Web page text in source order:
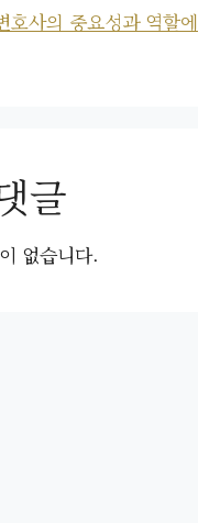
호사의 중요성과 역할에
글
없습니다.